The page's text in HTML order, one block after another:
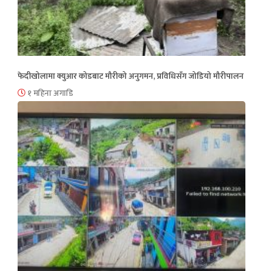
फेदीखोलामा क्युआर कोडबाट मौरीको अनुगमन, प्रविधिसँग जोडियो मौरीपालन
१ महिना अगाडि